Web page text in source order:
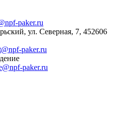
paker.ru
ул. Северная, 7, 452606
paker.ru
paker.ru